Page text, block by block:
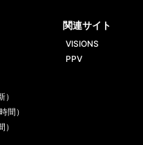
間）
関連サイト
VISIONS
PPV